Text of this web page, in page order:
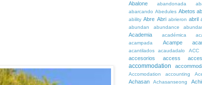
Abalone abandonada
abarcando Abedules Abetos
ability Abre Abri abrieron abril
abundan
abundance
Academia
académica
acampada
Acampe
acantilados acaudadalo ACC
accesorios access
accommodation
Accomodation
accounting
Achasan Achasanseong